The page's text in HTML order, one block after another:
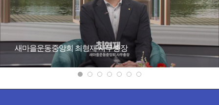
새마을운동중앙회 최형재 사무총장